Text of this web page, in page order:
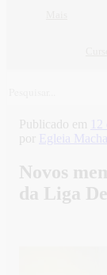
Publicado em
por
Egleia
Novos
da Liga